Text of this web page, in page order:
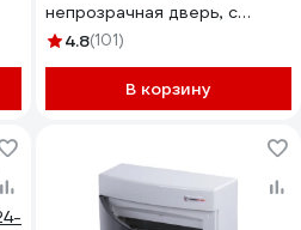
непрозрачная дверь, с
клеммами, белый
4.8(101)
В корзину